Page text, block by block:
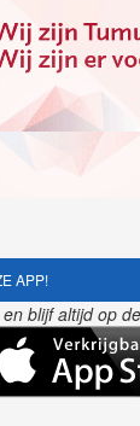
APP!
blijf altijd op